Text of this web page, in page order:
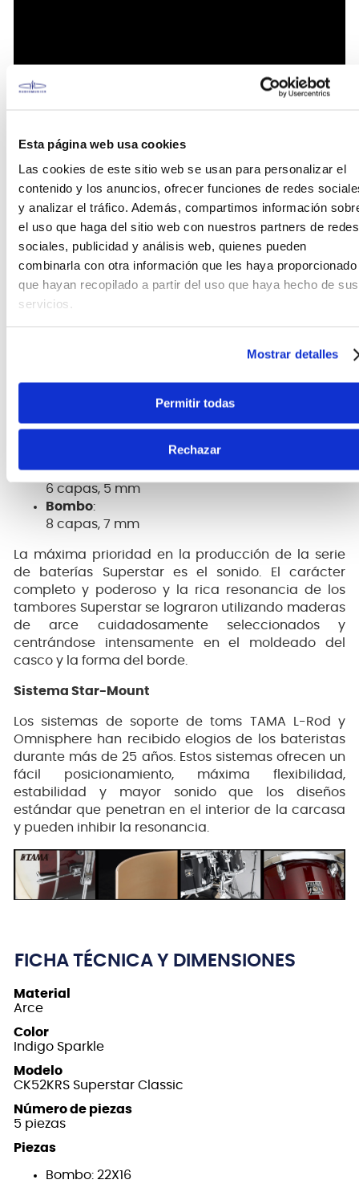
Esta página web usa cookies
Las cookies de este sitio web se usan para personalizar el
contenido y los anuncios, ofrecer funciones de redes
y analizar el tráfico. Además, compartimos información
el uso que haga del sitio web con nuestros partners de redes
sociales, publicidad y análisis web, quienes pueden
combinarla con otra información que les haya proporcionado
que hayan recopilado a partir del uso que haya hecho de sus
servicios.
Mostrar detalles
Permitir todas
Rechazar
Agarre en forma de gancho
bombos y cuentan con un revestimiento de goma
Tom Tom, Floor Tom y Snare Drum:
6 capas, 5 mm
Bombo:
8 capas, 7 mm
La máxima prioridad en la producción de la serie
de baterías Superstar es el sonido. El carácter
completo y poderoso y la rica resonancia de los
tambores Superstar se lograron utilizando maderas
de arce cuidadosamente seleccionados y
centrándose intensamente en el moldeado del
casco y la forma del borde.
Sistema Star-Mount
Los sistemas de soporte de toms TAMA L-Rod y
Omnisphere han recibido elogios de los bateristas
durante más de 25 años. Estos sistemas ofrecen un
fácil posicionamiento, máxima flexibilidad,
estabilidad y mayor sonido que los diseños
estándar que penetran en el interior de la carcasa
y pueden inhibir la resonancia.
FICHA TÉCNICA Y DIMENSIONES
Material
Arce
Color
Indigo Sparkle
Modelo
CK52KRS Superstar Classic
Número de piezas
5 piezas
Piezas
Bombo: 22X16